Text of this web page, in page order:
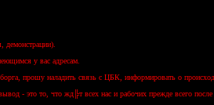
демонстрации).
у вас адресам.
прошу наладить связь с ЦБК, информировать о
- это то, что жд╠т всех нас и рабочих прежде всего